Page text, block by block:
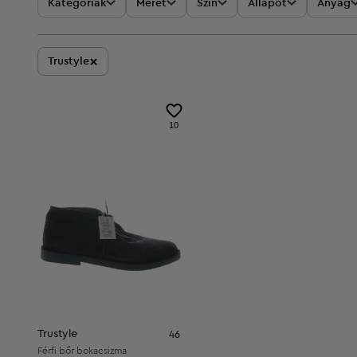
Kategóriák Méret Szín Állapot Anyag
Trustyle×
10
Trustyle 46
Férfi bőr bokacsizma